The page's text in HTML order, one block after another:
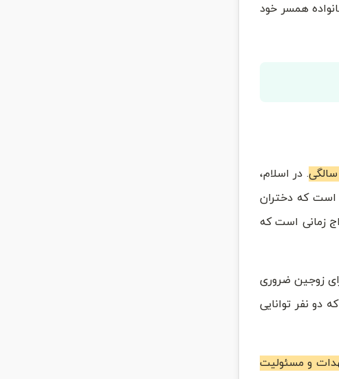
همسر خود
. در اسلام،
است که دختران
زمانی است که
زوجین ضروری
دو نفر توانایی
و مسئولیت